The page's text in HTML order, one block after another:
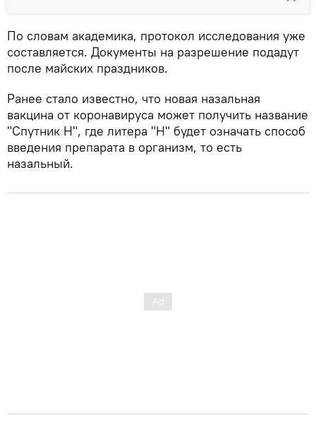
По словам академика, протокол исследования уже
составляется. Документы на разрешение подадут
после майских праздников.
Ранее стало известно, что новая назальная
вакцина от коронавируса может получить название
"Спутник Н", где литера "Н" будет означать способ
введения препарата в организм, то есть
назальный.